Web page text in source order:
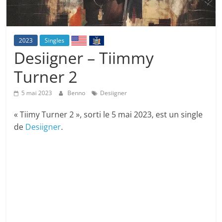
2023 Singles
Desiigner – Tiimmy
Turner 2
5 mai 2023 Benno Desiigner
« Tiimy Turner 2 », sorti le 5 mai 2023, est un single
de Desiigner.